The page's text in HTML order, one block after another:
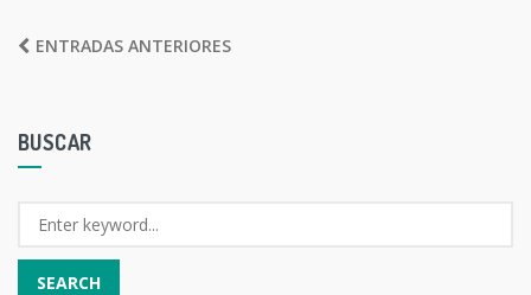
NAVEGACIÓN
ENTRADAS
ENTRADAS ANTERIORES
BUSCAR